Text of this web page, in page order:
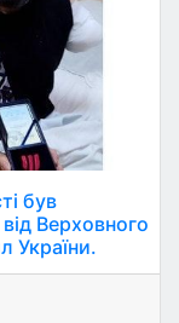
був
Верховного
України.